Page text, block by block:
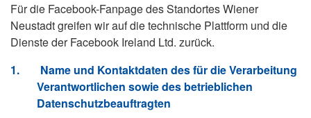
Für die Facebook-Fanpage des Standortes Wiener
Neustadt greifen wir auf die technische Plattform und die
Dienste der Facebook Ireland Ltd. zurück.
1.
Name und Kontaktdaten des für die Verarbeitung
Verantwortlichen sowie des betrieblichen
Datenschutzbeauftragten